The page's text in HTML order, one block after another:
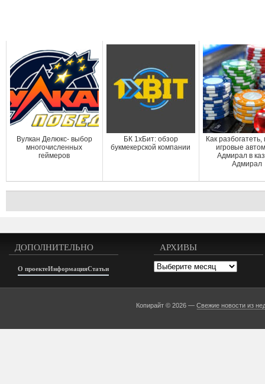
Вулкан Делюкс- выбор
многочисленных
геймеров
БК 1хБит: обзор
букмекерской компании
Как разбогатеть,
игровые
Адмирал в
Адмирал
ДОПОЛНИТЕЛЬНО
О проектеИнформацияСтатьи
АРХИВЫ
Архивы
Копирайт © 2026 —Свежие новости из